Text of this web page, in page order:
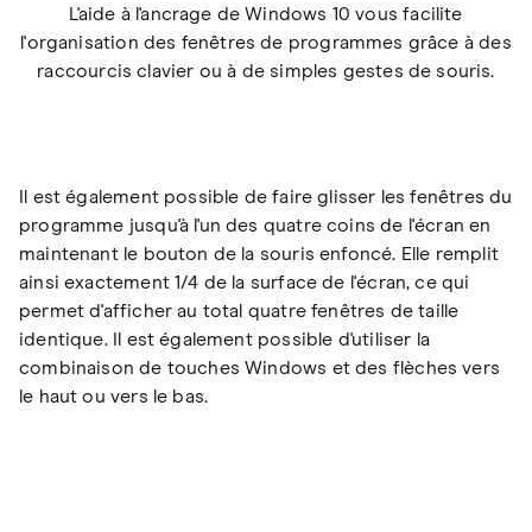
L'aide à l'ancrage de Windows 10 vous facilite
l'organisation des fenêtres de programmes grâce à des
raccourcis clavier ou à de simples gestes de souris.
Il est également possible de faire glisser les fenêtres du
programme jusqu'à l'un des quatre coins de l'écran en
maintenant le bouton de la souris enfoncé. Elle remplit
ainsi exactement 1/4 de la surface de l'écran, ce qui
permet d'afficher au total quatre fenêtres de taille
identique. Il est également possible d'utiliser la
combinaison de touches Windows et des flèches vers
le haut ou vers le bas.